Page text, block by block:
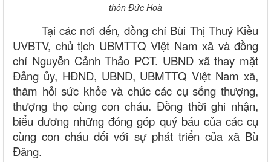
thôn Đức Hoà
Tại các nơi đến, đồng chí Bùi Thị Thuý Kiều
UVBTV, chủ tịch UBMTTQ Việt Nam xã và đồng
chí Nguyễn Cảnh Thảo PCT. UBND xã thay mặt
Đảng ủy, HĐND, UBND, UBMTTQ Việt Nam xã,
thăm hỏi sức khỏe và chúc các cụ sống thượng,
thượng thọ cùng con cháu. Đồng thời ghi nhận,
biểu dương những đóng góp quý báu của các cụ
cùng con cháu đối với sự phát triển của xã Bù
Đăng.